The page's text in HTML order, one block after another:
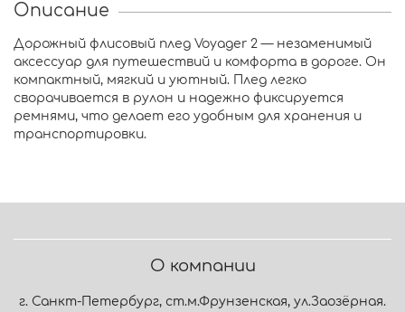
Описание
Дорожный флисовый плед Voyager 2 — незаменимый
аксессуар для путешествий и комфорта в дороге. Он
компактный, мягкий и уютный. Плед легко
сворачивается в рулон и надежно фиксируется
ремнями, что делает его удобным для хранения и
транспортировки.
О компании
г. Санкт-Петербург, ст.м.Фрунзенская, ул.Заозёрная.